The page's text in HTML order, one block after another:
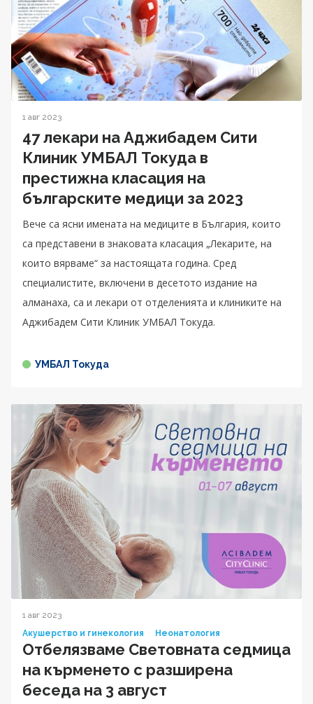
1 авг 2023
47 лекари на Аджибадем Сити
Клиник УМБАЛ Токуда в
престижна класация на
българските медици за 2023
Вече са ясни имената на медиците в България, които
са представени в знаковата класация „Лекарите, на
които вярваме“ за настоящата година. Сред
специалистите, включени в десетото издание на
алманаха, са и лекари от отделенията и клиниките на
Аджибадем Сити Клиник УМБАЛ Токуда.
УМБАЛ Токуда
1 авг 2023
Акушерство и гинекология
Неонатология
Отбелязваме Световната седмица
на кърменето с разширена
беседа на 3 август